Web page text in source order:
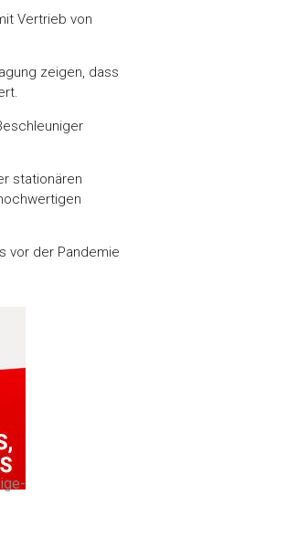
Vertrieb von
zeigen, dass
stationären
vor der Pandemie